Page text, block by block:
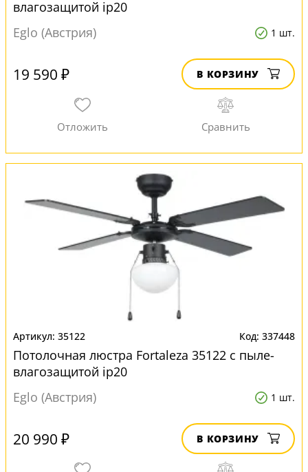
влагозащитой ip20
Eglo (Австрия)
1 шт.
19 590 ₽ В КОРЗИНУ
35122 337448
Потолочная люстра Fortaleza 35122 с пыле-
влагозащитой ip20
Eglo (Австрия)
1 шт.
20 990 ₽ В КОРЗИНУ